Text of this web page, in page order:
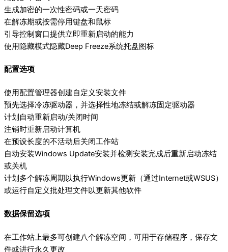
生成加密的一次性密码或一天密码
在解冻期或按需停用键盘和鼠标
引导控制窗口提供立即重新启动的能力
使用隐藏模式隐藏Deep Freeze系统托盘图标
配置选项
使用配置管理器创建自定义安装文件
预先选择冷冻驱动器，并选择性地冻结或解冻固定驱动器
计划自动重新启动/关闭时间
注销时重新启动计算机
在预设长度的不活动后关闭工作站
自动安装Windows Update安装并检测安装完成后重新启动冻结
或关机
计划多个解冻周期以执行Windows更新（通过Internet或WSUS）
或运行自定义批处理文件以更新其他软件
数据保留选项
在工作站上最多可创建八个解冻空间，可用于存储程序，保存文
件或进行永久更改